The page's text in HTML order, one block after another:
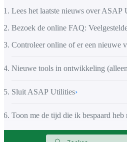
Lees het laatste nieuws over ASAP
Bezoek de online FAQ:
Controleer online of er een nieuwe
Nieuwe tools in ontwikkeling
Sluit ASAP Utilities›
Toon me de tijd die ik bespaard